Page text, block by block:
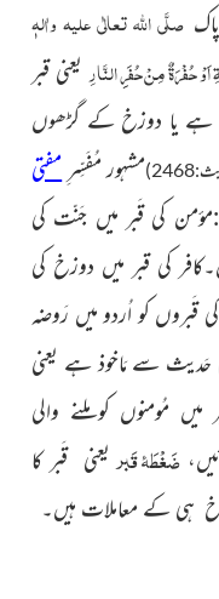
صلَّی اللہ تعالٰی علیہ واٰلہٖ
حُفْرَةٌ مِنْ حُفَرِِ النَّارِ یعنی قبر
ہے یا دوزخ کے گڑھوں
مشہور مُفَسِّرِ مفتی
کی قَبر میں جَنّت کی
کی قبر میں دوزخ کی
قَبروں کو اُردو میں رَوضہ
حَدیث سے مَاخوذ ہے یعنی
میں مُومنوں کوملنے والی
، ضَغْطَۂ قَبر یعنی قَبر كا
ہی کے معاملات ہیں۔